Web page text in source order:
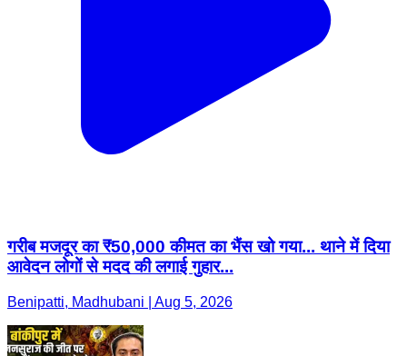
गरीब मजदूर का ₹50,000 कीमत का भैंस खो गया... थाने में दिया
आवेदन लोगों से मदद की लगाई गुहार...
Benipatti, Madhubani | Aug 5, 2026